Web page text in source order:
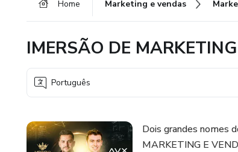
Home Marketing e vendas
IMERSÃO DE
Português
Dois grandes nomes
MARKETING E